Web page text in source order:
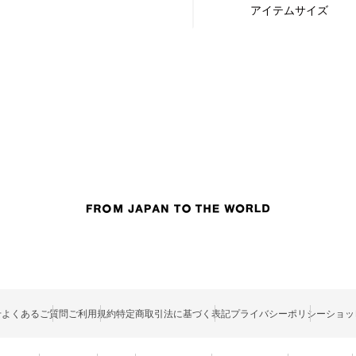
アイテムサイズ
よくあるご質問ご利用規約特定商取引法に基づく表記プライバシーポリシーショ